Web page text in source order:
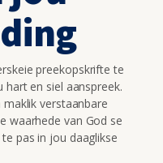
preekopskrifte te
en siel aanspreek.
maklik verstaanbare
waarhede van God se
pas in jou daaglikse